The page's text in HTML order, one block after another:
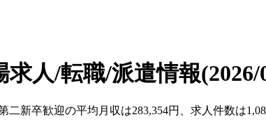
人/転職/派遣情報
新卒歓迎の平均月収は283,354円、求人件数は